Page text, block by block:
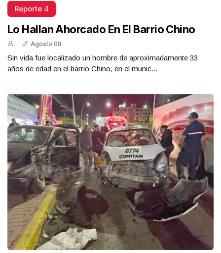
Reporte 4
Lo Hallan Ahorcado En El Barrio Chino
Agosto 08
Sin vida fue localizado un hombre de aproximadamente 33
años de edad en el barrio Chino, en el munic...